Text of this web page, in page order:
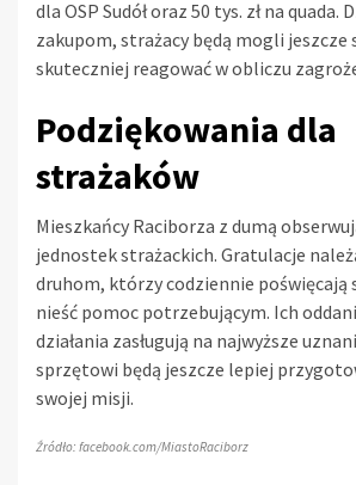
dla OSP Sudół oraz 50 tys. zł na quada.
zakupom, strażacy będą mogli jeszcze
skuteczniej reagować w obliczu
Podziękowania dla
strażaków
Mieszkańcy Raciborza z dumą
jednostek strażackich. Gratulacje
druhom, którzy codziennie poświęcają
nieść pomoc potrzebującym. Ich
działania zasługują na najwyższe
sprzętowi będą jeszcze lepiej
swojej misji.
Źródło: facebook.com/MiastoRaciborz